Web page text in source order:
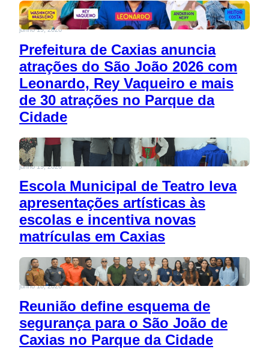
junho 19, 2026
Prefeitura de Caxias anuncia
atrações do São João 2026 com
Leonardo, Rey Vaqueiro e mais
de 30 atrações no Parque da
Cidade
junho 19, 2026
Escola Municipal de Teatro leva
apresentações artísticas às
escolas e incentiva novas
matrículas em Caxias
junho 18, 2026
Reunião define esquema de
segurança para o São João de
Caxias no Parque da Cidade